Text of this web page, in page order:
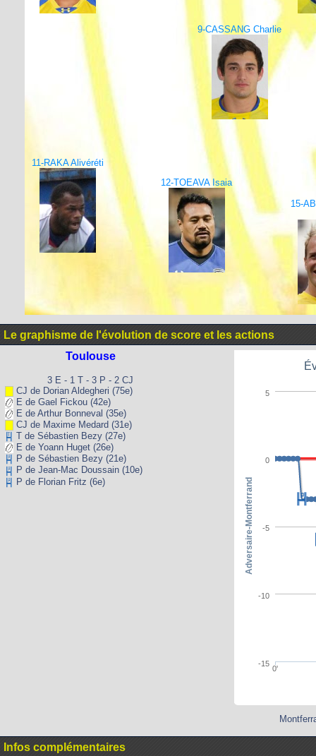
9-CASSANG Charlie
11-RAKA Alivéréti
12-TOEAVA Isaia
15-
Le graphisme de l'évolution de score et les actions
Toulouse
3 E - 1 T - 3 P - 2 CJ
CJ de Dorian Aldegheri (75e)
E de Gael Fickou (42e)
E de Arthur Bonneval (35e)
CJ de Maxime Medard (31e)
T de Sébastien Bezy (27e)
E de Yoann Huget (26e)
P de Sébastien Bezy (21e)
P de Jean-Mac Doussain (10e)
P de Florian Fritz (6e)
0'
-10
0
-15
-5
5
Adversaire-Montferrand
Infos complémentaires